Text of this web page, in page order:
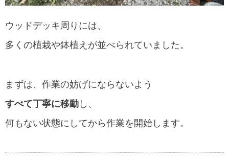
ウッドデッキ周りには、
多くの植栽や鉢植えが並べられていました。
まずは、作業の妨げにならないよう
すべて丁寧に移動 し、
何もない状態にしてから作業を開始します。